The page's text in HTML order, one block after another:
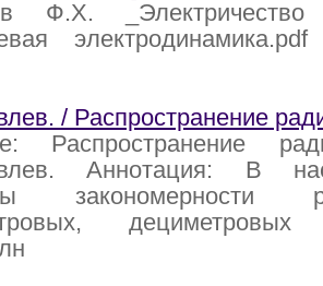
Ф.Х.
/ Распространение
Распространение
Аннотация: В
закономерности